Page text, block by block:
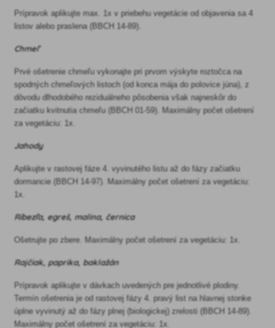
Prípravok aplikujte max. 1x v priebehu vegetácie od objavenia sa 4
listov alebo praslena (BBCH 14-89).
Chmeľ
Prvé ošetrenie chmeľu vykonajte pri prvom výskyte roztočca na
spodných chmeľových listoch (od konca mája do polovice júna), z
dôvodu dlhodobého reziduálneho pôsobenia však najneskôr do
začiatku kvitnutia chmeľu (BBCH 01-59). Maximálny počet ošetrení
za vegetáciu: 1x.
Jahody
Aplikujte v rastovej fáze 4. vyvinutého listu až do fázy začiatku
dormancie (BBCH 14-97). Maximálny počet ošetrení za vegetáciu:
1x.
Ríbezľa, egreš, malina, černica
Ošetrujte po zbere. Maximálny počet ošetrení za vegetáciu: 1x.
Rajčiak, paprika, baklažán
Prípravok aplikujte v dávkach uvedených pre jednotlivé plodiny.
Termín ošetrenia je od rastovej fázy 4. pravý list na hlavnej stonke
úplne vyvinutý až do fázy plnej (biologickej) zrelosti (BBCH 14-89).
Maximálny počet ošetrení za vegetáciu: 1x.